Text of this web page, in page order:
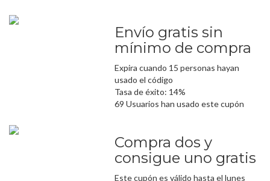
Envío gratis sin
mínimo de compra
Expira cuando 15 personas hayan
usado el código
Tasa de éxito: 14%
69 Usuarios han usado este cupón
Compra dos y
consigue uno gratis
Este cupón es válido hasta el lunes